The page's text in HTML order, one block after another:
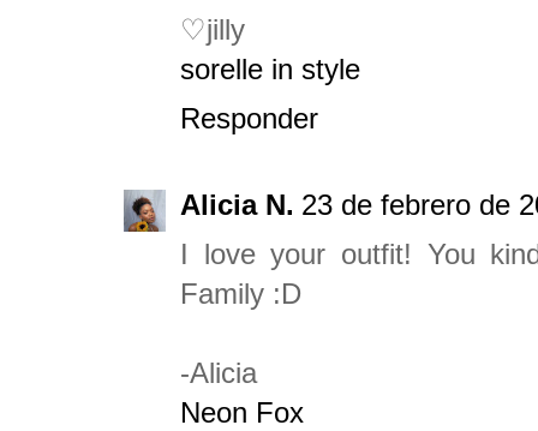
♡jilly
sorelle in style
Responder
Alicia N. 23 de febrero de
I love your outfit! You
Family :D
-Alicia
Neon Fox